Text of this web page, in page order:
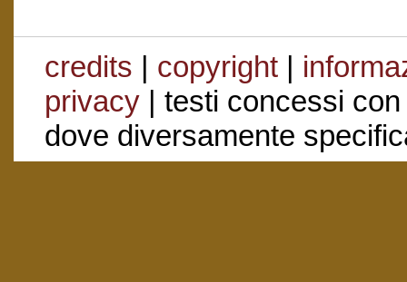
credits | copyright|
privacy| testi concessi
dove diversamente